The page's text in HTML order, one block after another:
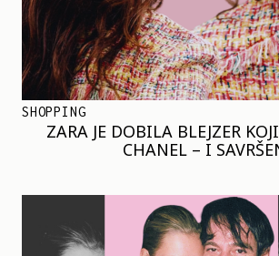
SHOPPING
ZARA JE DOBILA BLEJZER
CHANEL – I